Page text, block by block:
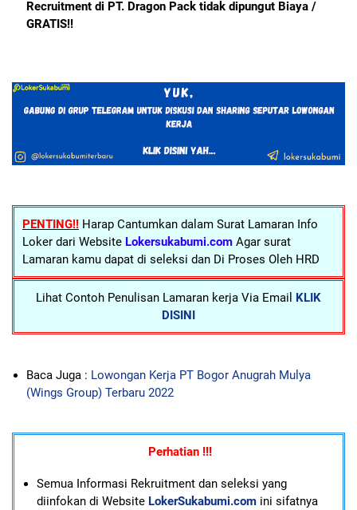
Recruitment di PT. Dragon Pack tidak dipungut Biaya /
GRATIS!!
PENTING!! Harap Cantumkan dalam Surat Lamaran Info
Loker dari Website Lokersukabumi.com Agar surat
Lamaran kamu dapat di seleksi dan Di Proses Oleh HRD
Lihat Contoh Penulisan Lamaran kerja Via Email KLIK
DISINI
Baca Juga : Lowongan Kerja PT Bogor Anugrah Mulya
(Wings Group) Terbaru 2022
Perhatian !!!
Semua Informasi Rekruitment dan seleksi yang
diinfokan di Website LokerSukabumi.comini sifatnya